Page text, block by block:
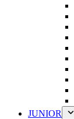
JUNIOR